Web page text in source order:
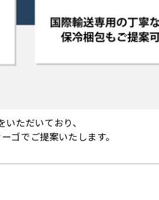
ただいており、
ゴでご提案いたします。